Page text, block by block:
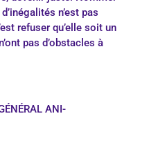
n’est pas
refuser qu’elle soit un
pas d’obstacles à
ANI-